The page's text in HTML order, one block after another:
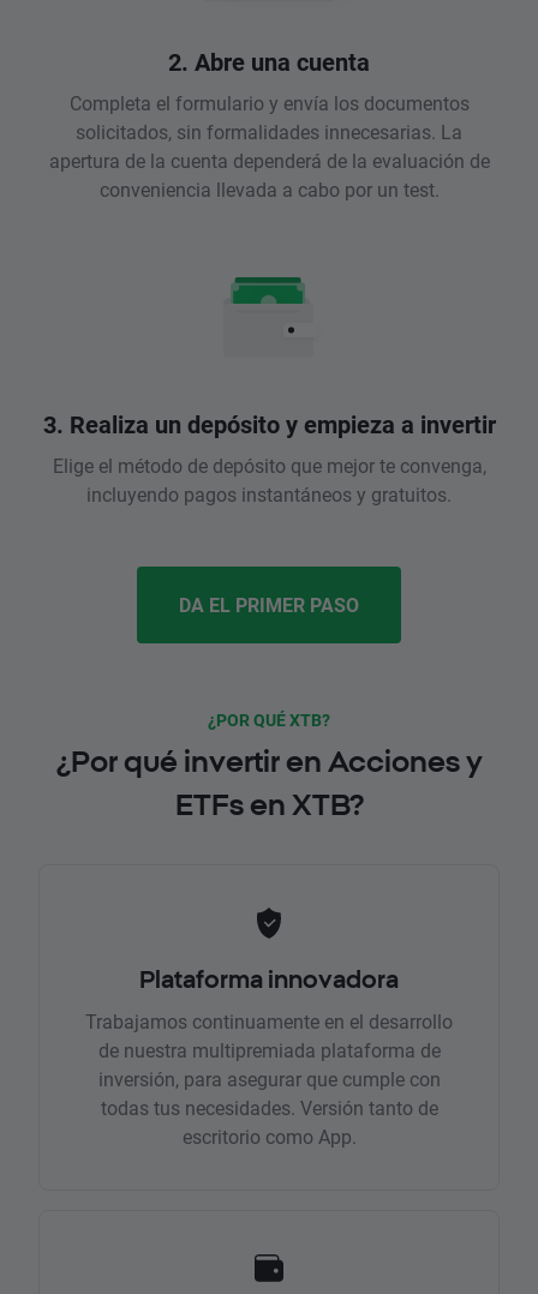
2. Abre una cuenta
Completa el formulario y envía los documentos
solicitados, sin formalidades innecesarias. La
apertura de la cuenta dependerá de la evaluación de
conveniencia llevada a cabo por un test.
3. Realiza un depósito y empieza a invertir
Elige el método de depósito que mejor te convenga,
incluyendo pagos instantáneos y gratuitos.
DA EL PRIMER PASO
¿POR QUÉ XTB?
¿Por qué invertir en Acciones y
ETFs en XTB?
Plataforma innovadora
Trabajamos continuamente en el desarrollo
de nuestra multipremiada plataforma de
inversión, para asegurar que cumple con
todas tus necesidades. Versión tanto de
escritorio como App.